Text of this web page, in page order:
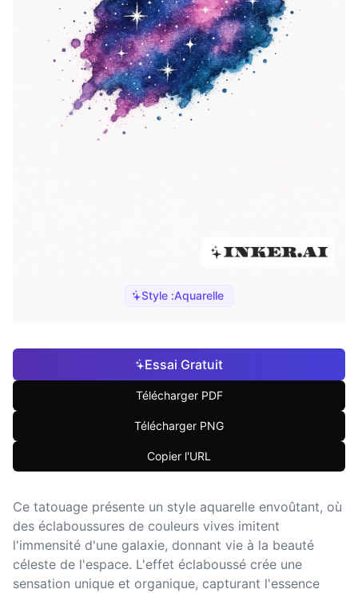
Style :Aquarelle
Essai Gratuit
Télécharger PDF
Télécharger PNG
Copier l'URL
Ce tatouage présente un style aquarelle envoûtant, où
des éclaboussures de couleurs vives imitent
l'immensité d'une galaxie, donnant vie à la beauté
céleste de l'espace. L'effet éclaboussé crée une
sensation unique et organique, capturant l'essence